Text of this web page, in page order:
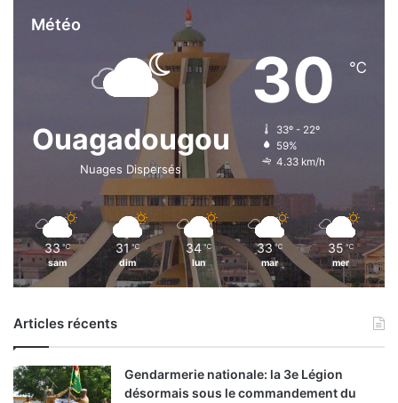
Météo
Ouagadougou
Nuages Dispersés
30 ℃
33º - 22º
59%
4.33 km/h
33 ℃
sam
31 ℃
dim
34 ℃
lun
33 ℃
mar
35 ℃
mer
Articles récents
Gendarmerie nationale: la 3e Légion
désormais sous le commandement du